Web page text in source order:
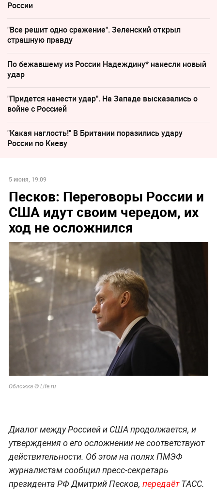
России
"Все решит одно сражение". Зеленский открыл
страшную правду
По бежавшему из России Надеждину* нанесли новый
удар
"Придется нанести удар". На Западе высказались о
войне с Россией
"Какая наглость!" В Британии поразились удару
России по Киеву
5 июня, 19:09
Песков: Переговоры России и
США идут своим чередом, их
ход не осложнился
Обложка © Life.ru
Диалог между Россией и США продолжается, и
утверждения о его осложнении не соответствуют
действительности. Об этом на полях ПМЭФ
журналистам сообщил пресс-секретарь
президента РФ Дмитрий Песков, передаётТАСС.